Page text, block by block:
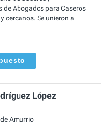
de Abogados para Caseros
cercanos. Se unieron a
López
Amurrio